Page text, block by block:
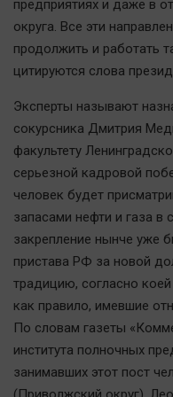
Автомобили
Банки
Новости компаний
Прогулки по городу Ч
Спецпроект
Статистика
Другие рубрики
Bookworms
English version
Online-консультация
предприятиях и даже в
округа. Все эти
продолжить и работать
цитируются слова
Эксперты называют
сокурсника Дмитрия
факультету
серьезной кадровой
человек будет
запасами нефти и газа в
закрепление нынче уже
пристава РФ за новой
традицию, согласно
как правило, имевшие
По словам газеты
института полночных
занимавших этот пост